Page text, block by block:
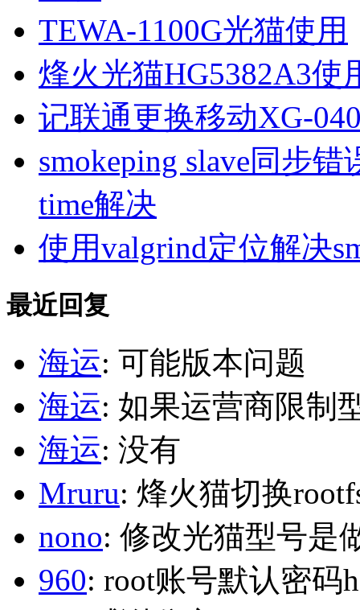
TEWA-1100G光猫使用
烽火光猫HG5382A3使
记联通更换移动XG-
smokeping slave同步错
time解决
使用valgrind定位解决
最近回复
海运: 可能版本问题
海运: 如果运营商限制
海运: 没有
Mruru: 烽火猫切换
nono: 修改光猫型号是
960: root账号默认密码